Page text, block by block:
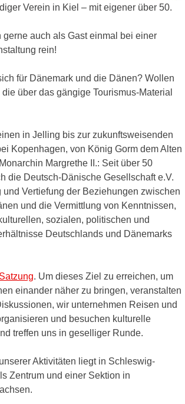
Verein in Kiel – mit eigener über 50.
gerne auch als Gast einmal bei einer
rein!
für Dänemark und die Dänen? Wollen
über das gängige Tourismus-Material
in Jelling bis zur zukunftsweisenden
Kopenhagen, von König Gorm dem Alten
Margrethe II.: Seit über 50
die Deutsch-Dänische Gesellschaft e.V.
und Vertiefung der Beziehungen zwischen
und die Vermittlung von Kenntnissen,
sozialen, politischen und
Deutschlands und Dänemarks
Satzung. Um dieses Ziel zu erreichen, um
einander näher zu bringen, veranstalten
wir unternehmen Reisen und
und besuchen kulturelle
treffen uns in geselliger Runde.
Aktivitäten liegt in Schleswig-
Zentrum und einer Sektion in